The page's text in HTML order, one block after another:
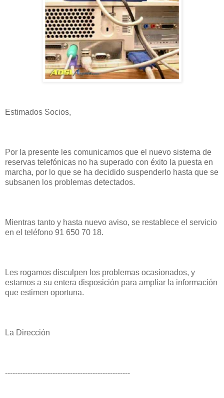
Estimados Socios,
Por la presente les comunicamos que el nuevo sistema de
reservas telefónicas no ha superado con éxito la puesta en
marcha, por lo que se ha decidido suspenderlo hasta que se
subsanen los problemas detectados.
Mientras tanto y hasta nuevo aviso, se restablece el servicio
en el teléfono 91 650 70 18.
Les rogamos disculpen los problemas ocasionados, y
estamos a su entera disposición para ampliar la información
que estimen oportuna.
La Dirección
--------------------------------------------------